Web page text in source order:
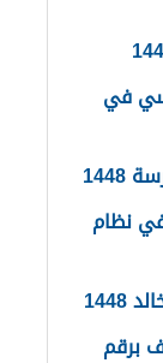
في
نظام
برقم